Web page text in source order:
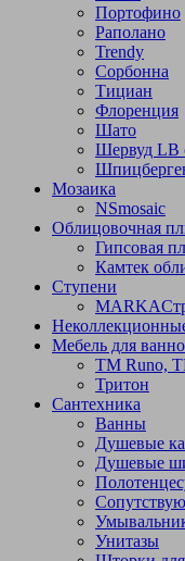
Портофино
Раполано
Trendy
Сорбонна
Тициан
Флоренция
Шато
Шервуд LB
Мозаика
NSmosaic
Облицовочная
Гипсовая
Камтек
Ступени
Мебель для
TM Runo,
Тритон
Сантехника
Ванны
Душевые
Душевые
Унитазы